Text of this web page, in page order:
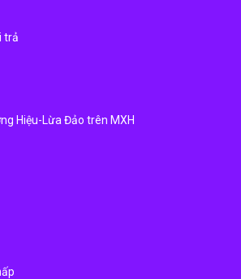
trả
Hiệu-Lừa Đảo trên MXH